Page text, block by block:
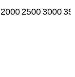
200025003000